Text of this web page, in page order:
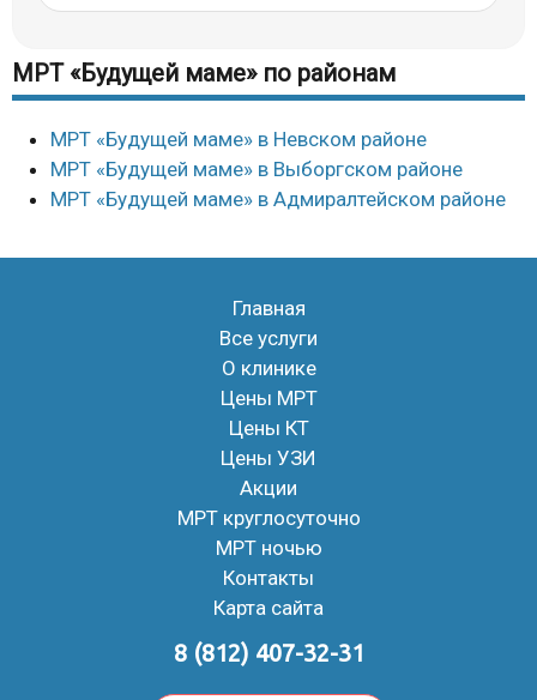
МРТ «Будущей маме» по районам
МРТ «Будущей маме» в Невском районе
МРТ «Будущей маме» в Выборгском районе
МРТ «Будущей маме» в Адмиралтейском районе
Главная
Все услуги
О клинике
Цены МРТ
Цены КТ
Цены УЗИ
Акции
МРТ круглосуточно
МРТ ночью
Контакты
Карта сайта
8 (812) 407-32-31